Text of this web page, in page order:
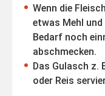
Wenn die
etwas Mehl und
Bedarf noch
abschmecken.
Das Gulasch z.
oder Reis